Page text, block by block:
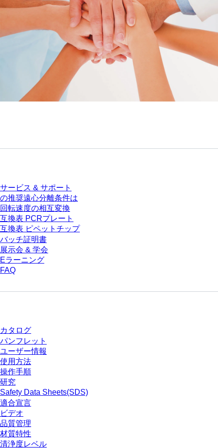
サービス & サポート
の推奨遠心分離条件は
回転速度の相互変換
互換表 PCRプレート
互換表 ピペットチップ
バッチ証明書
展示会 & 学会
Eラーニング
FAQ
カタログ
パンフレット
ユーザー情報
使用方法
操作手順
研究
Safety Data Sheets(SDS)
適合宣言
ビデオ
品質管理
材質特性
清浄度レベル